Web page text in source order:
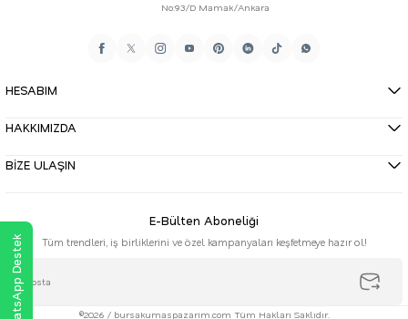
No:93/D Mamak/Ankara
HESABIM
HAKKIMIZDA
BİZE ULAŞIN
E-Bülten Aboneliği
Tüm trendleri, iş birliklerini ve özel kampanyaları keşfetmeye hazır ol!
©2026 / bursakumaspazarim.com Tüm Hakları Saklıdır.
WhatsApp Destek